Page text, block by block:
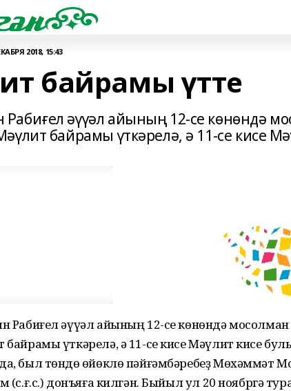
2018, 15:43
байрамы үтте
әүүәл айының 12-се көнөндә
байрамы үткәрелә, ә 11-се кисе
Рабиғел әүүәл айының 12-се көнөндә мосолман
байрамы үткәрелә, ә 11-се кисе Мәүлит кисе
был төндө һөйөклө пәйғәмбәребеҙ Мөхәммәт
(с.ғ.с.) донъяға килгән. Быйыл ул 20 ноябргә